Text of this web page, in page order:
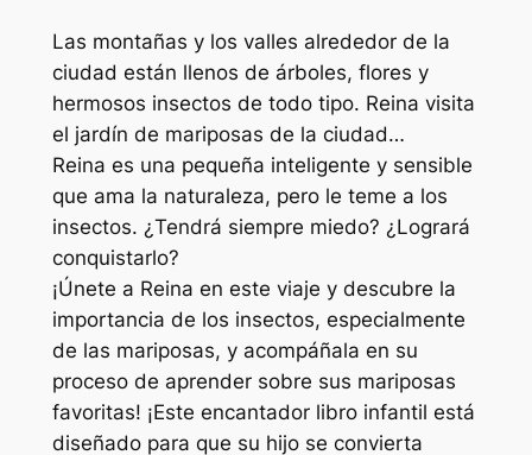
i
p
o
s
a
s
q
u
a
n
t
i
t
y
Las montañas y los valles alrededor de la
ciudad están llenos de árboles, flores y
hermosos insectos de todo tipo. Reina visita
el jardín de mariposas de la ciudad…
Reina es una pequeña inteligente y sensible
que ama la naturaleza, pero le teme a los
insectos. ¿Tendrá siempre miedo? ¿Logrará
conquistarlo?
¡Únete a Reina en este viaje y descubre la
importancia de los insectos, especialmente
de las mariposas, y acompáñala en su
proceso de aprender sobre sus mariposas
favoritas! ¡Este encantador libro infantil está
diseñado para que su hijo se convierta